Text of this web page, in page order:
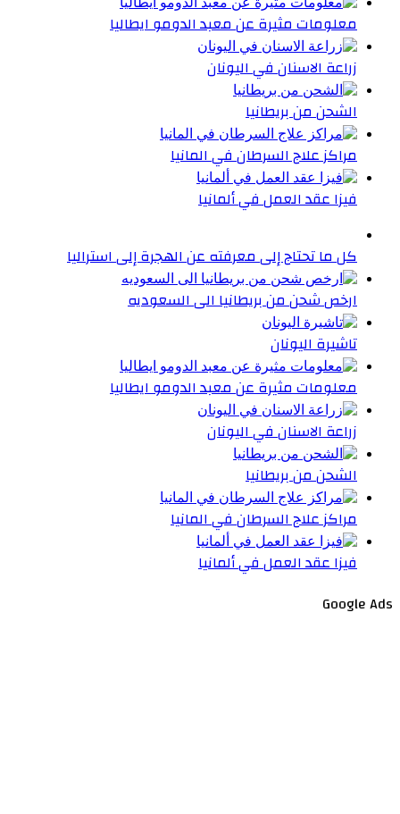
معلومات مثيرة عن معبد الدومو ايطاليا
زراعة الاسنان في اليونان
الشحن من بريطانيا
مراكز علاج السرطان في المانيا
فيزا عقد العمل في ألمانيا
كل ما تحتاج إلى معرفته عن الهجرة إلى استراليا
ارخص شحن من بريطانيا الى السعوديه
تاشيرة اليونان
معلومات مثيرة عن معبد الدومو ايطاليا
زراعة الاسنان في اليونان
الشحن من بريطانيا
مراكز علاج السرطان في المانيا
فيزا عقد العمل في ألمانيا
Google Ads